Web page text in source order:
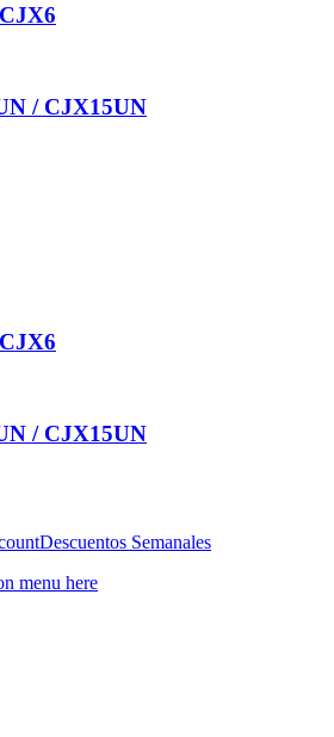
/ CJX15UN
/ CJX15UN
Descuentos Semanales
menu here